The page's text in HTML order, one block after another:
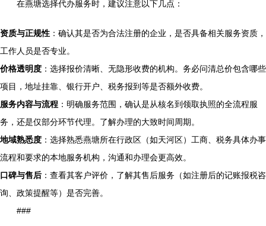
在燕塘选择代办服务时，建议注意以下几点：
资质与正规性 ：确认其是否为合法注册的企业，是否具备相关服务资质，
工作人员是否专业。
价格透明度 ：选择报价清晰、无隐形收费的机构。务必问清总价包含哪些
项目，地址挂靠、银行开户、税务报到等是否额外收费。
服务内容与流程 ：明确服务范围，确认是从核名到领取执照的全流程服
务，还是仅部分环节代理。了解办理的大致时间周期。
地域熟悉度 ：选择熟悉燕塘所在行政区（如天河区）工商、税务具体办事
流程和要求的本地服务机构，沟通和办理会更高效。
口碑与售后 ：查看其客户评价，了解其售后服务（如注册后的记账报税咨
询、政策提醒等）是否完善。
###